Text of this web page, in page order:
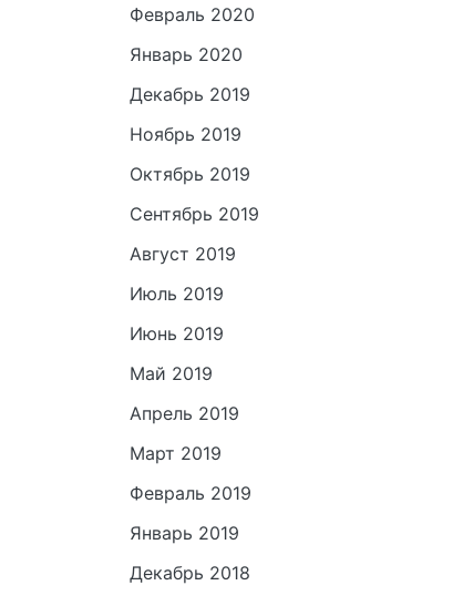
Февраль 2020
Январь 2020
Декабрь 2019
Ноябрь 2019
Октябрь 2019
Сентябрь 2019
Август 2019
Июль 2019
Июнь 2019
Май 2019
Апрель 2019
Март 2019
Февраль 2019
Январь 2019
Декабрь 2018